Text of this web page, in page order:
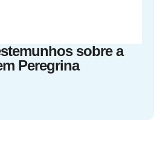
sobre a
Peregrina